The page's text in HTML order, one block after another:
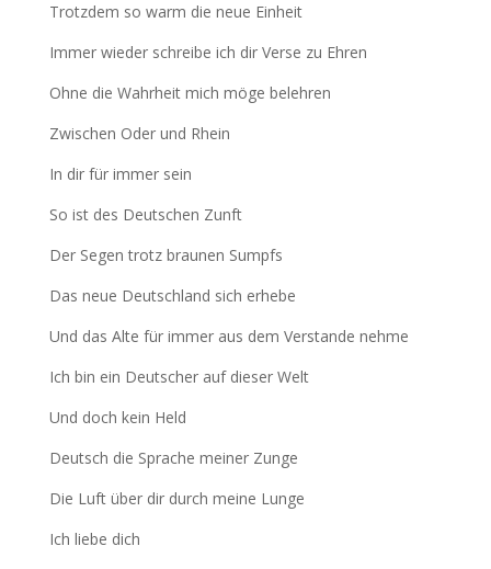
Trotzdem so warm die neue Einheit
Immer wieder schreibe ich dir Verse zu Ehren
Ohne die Wahrheit mich möge belehren
Zwischen Oder und Rhein
In dir für immer sein
So ist des Deutschen Zunft
Der Segen trotz braunen Sumpfs
Das neue Deutschland sich erhebe
Und das Alte für immer aus dem Verstande nehme
Ich bin ein Deutscher auf dieser Welt
Und doch kein Held
Deutsch die Sprache meiner Zunge
Die Luft über dir durch meine Lunge
Ich liebe dich